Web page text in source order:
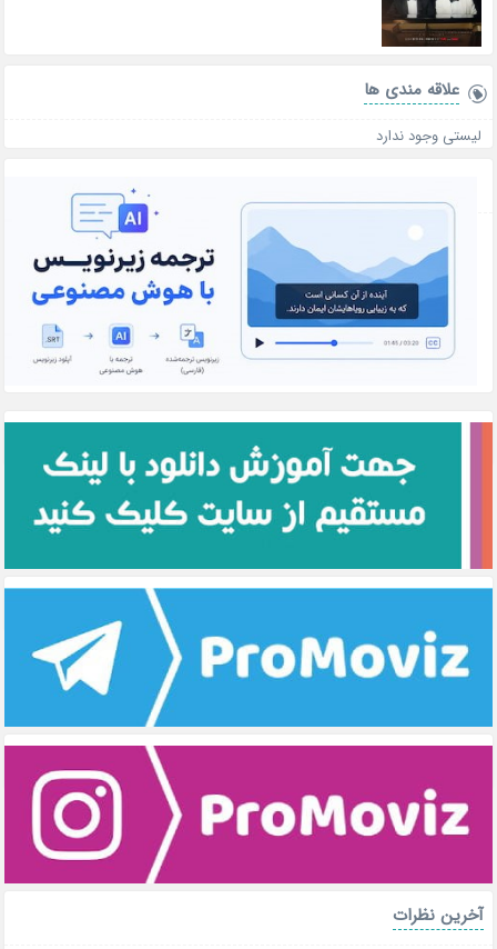
علاقه‌ مندی ها
لیستی وجود ندارد
آخرین نظرات